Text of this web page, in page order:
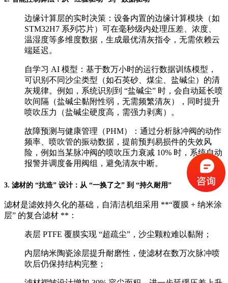
边缘计算层的实时决策：设备内置的边缘计算模块（如
STM32H7 系列芯片）可在毫秒级内处理压差、浓度、
温湿度等多维度数据，生成最优清灰指令，无需依赖云
端延迟。
自学习 AI 模型：基于数万小时的运行数据训练模型，
可识别不同沙尘类型（如石英砂、煤尘、盐碱尘）的清
灰规律。例如，系统识别到 “盐碱尘” 时，会自动延长喷
吹间隔（盐碱尘黏附性弱，无需频繁清灰），同时提升
喷吹压力（盐碱尘硬度高，需强力剥离）。
故障预测与健康管理（PHM）：通过分析脉冲阀的动作
频率、喷吹管的振动数据，提前预判易损件的失效风
险，例如当某脉冲阀的喷吹压力衰减 10% 时，系统自动
报警并调度备用阀组，避免清灰中断。
3. 滤材的 “抗造” 设计：从 “一换了之” 到 “持久耐用”
滤材是滤效持久化的基础，自清洁机组采用 **“覆膜 + 纳米涂
层” 的复合滤材 **：
表层 PTFE 覆膜实现 “超疏尘”，沙尘颗粒难以黏附；
内层纳米陶瓷涂层提升耐磨性，使滤材在数万次脉冲喷
吹后仍保持结构完整；